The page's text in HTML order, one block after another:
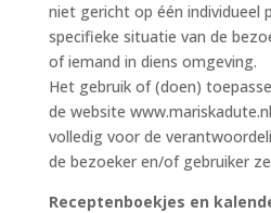
niet gericht op één individueel
specifieke situatie van de
of iemand in diens omgeving.
Het gebruik of (doen)
de website
volledig voor de
de bezoeker en/of gebruiker
Receptenboekjes en